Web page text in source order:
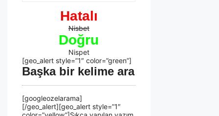
Hatalı
Nisbet
Doğru
Nispet
[geo_alert style=”1″ color=”green”]
Başka bir kelime ara
[googleozelarama]
[/geo_alert][geo_alert style=”1″